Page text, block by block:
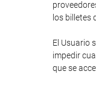
los billetes
El Usuario
impedir
que se